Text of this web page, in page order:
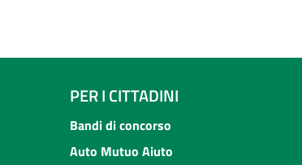
PER I CITTADINI
Bandi di concorso
Auto Mutuo Aiuto